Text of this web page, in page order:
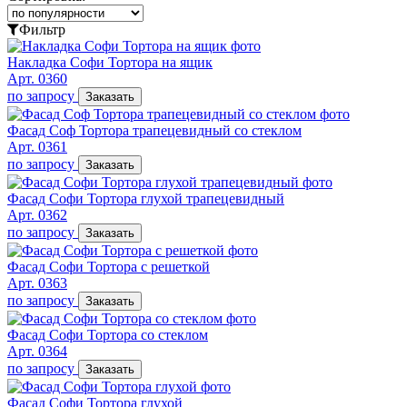
Фильтр
Накладка Софи Тортора на ящик
Арт. 0360
по запросу
Заказать
Фасад Соф Тортора трапецевидный со стеклом
Арт. 0361
по запросу
Заказать
Фасад Софи Тортора глухой трапецевидный
Арт. 0362
по запросу
Заказать
Фасад Софи Тортора с решеткой
Арт. 0363
по запросу
Заказать
Фасад Софи Тортора со стеклом
Арт. 0364
по запросу
Заказать
Фасад Софи Тортора глухой